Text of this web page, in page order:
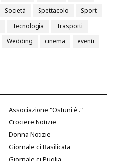
Società Spettacolo
Sport
Tecnologia
Trasporti
Wedding cinema
eventi
Associazione "Ostuni è.."
Crociere Notizie
Donna Notizie
Giornale di Basilicata
Giornale di Puglia